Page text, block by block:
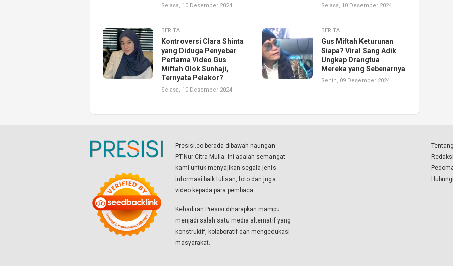
Selasa, 10 Desember 2024 Selasa, 10 Desember 2024
BERITA
Kontroversi Clara Shinta
yang Diduga Penyebar
Pertama Video Gus
Miftah Olok Sunhaji,
Ternyata Pelakor?
Selasa, 10 Desember 2024
BERITA
Gus Miftah Keturunan
Siapa? Viral Sang Adik
Ungkap Orangtua
Mereka yang Sebenarnya
Senin, 09 Desember 2024
Presisi.co berada dibawah naungan
PT.Nur Citra Mulia. Ini adalah semangat
kami untuk menyajikan segala jenis
informasi baik tulisan, foto dan juga
video kepada para pembaca.
Kehadiran Presisi diharapkan mampu
menjadi salah satu media alternatif yang
konstruktif, kolaboratif dan mengedukasi
masyarakat.
Redaksi